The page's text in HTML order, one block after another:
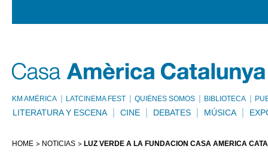
KM AMÈRICA LATCINEMA FEST QUIÉNES SOMOS BIBLIOTECA
LITERATURA Y ESCENA CINE DEBATES MÚSICA
HOME NOTICIAS LUZ VERDE A LA FUNDACIÓN CASA AMÈRICA